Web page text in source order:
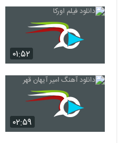
۰۱:۵۲
۰۲:۵۹